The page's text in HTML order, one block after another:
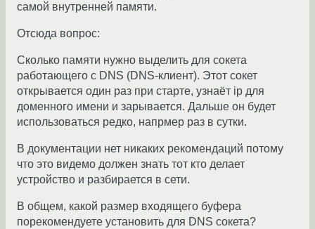
самой внутренней памяти.
Отсюда вопрос:
Сколько памяти нужно выделить для сокета
работающего с DNS (DNS-клиент). Этот сокет
открывается один раз при старте, узнаёт ip для
доменного имени и зарывается. Дальше он будет
использоваться редко, напрмер раз в сутки.
В документации нет никаких рекомендаций потому
что это видемо должен знать тот кто делает
устройство и разбирается в сети.
В общем, какой размер входящего буфера
порекомендуете установить для DNS сокета?